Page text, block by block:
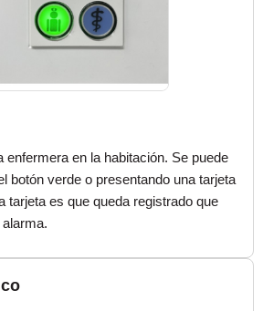
enfermera en la habitación. Se puede
botón verde o presentando una tarjeta
tarjeta es que queda registrado que